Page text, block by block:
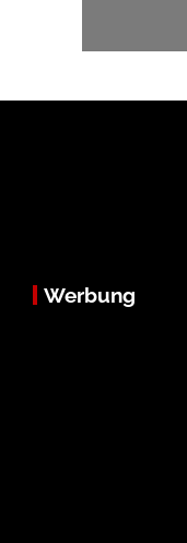
Werbung